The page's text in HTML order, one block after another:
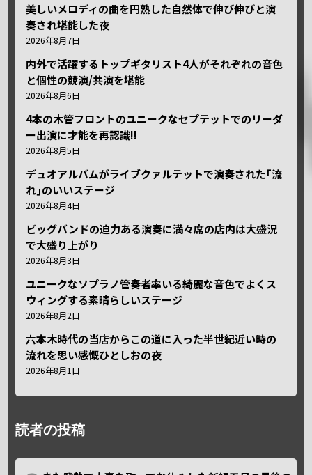
美しいメロディの曲を円熟した自然体で伸び伸びと演
奏され堪能した夜
2026年8月7日
内外で活躍するトップギタリスト4人がそれぞれの音色
と個性の競演/共演を堪能
2026年8月6日
4本の木管フロントのユニークなセプテットでのリーダ
ー出演に才能を再認識!!
2026年8月5日
デュオアルバムがライブクァルテットで演奏された｢流
れ｣のいいステージ
2026年8月4日
ビッグバンドの迫力ある演奏に満々席の店内は大盛況
で大盛り上がり
2026年8月3日
ユニークなソプラノ管奏者率いる綺麗な音色でよくス
ウィングする素晴らしいステージ
2026年8月2日
六本木時代の当店からこの道に入った半世紀近い時の
流れを思い感慨ひとしおの夜
2026年8月1日
読者の投稿